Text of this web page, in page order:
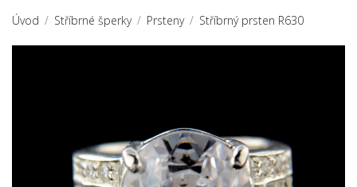
Úvod Stříbrné šperky Prsteny Stříbrný prsten R630